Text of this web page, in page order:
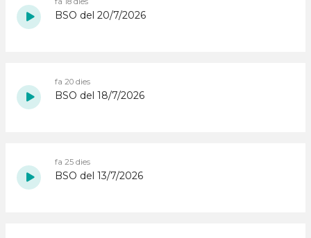
BSO del 20/7/2026
fa 20 dies
BSO del 18/7/2026
fa 25 dies
BSO del 13/7/2026